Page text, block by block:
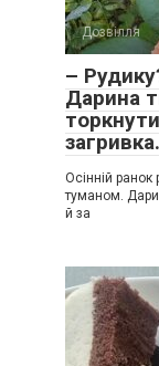
Дозвілля
–
Дарина
загривка.
Осінній
туманом.
й за